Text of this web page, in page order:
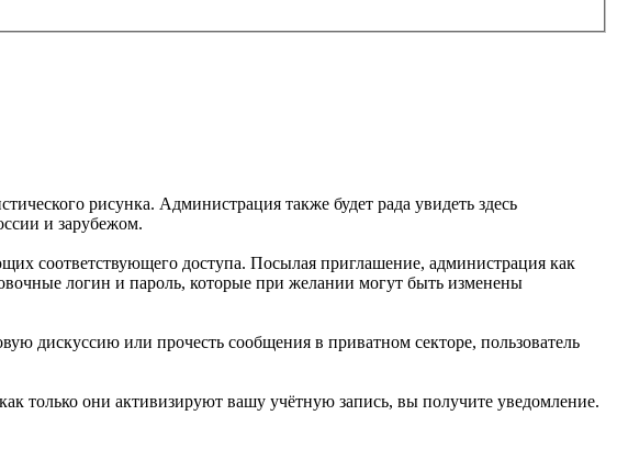
рисунка. Администрация также будет рада увидеть здесь
и зарубежом.
соответствующего доступа. Посылая приглашение, администрация как
логин и пароль, которые при желании могут быть изменены
дискуссию или прочесть сообщения в приватном секторе, пользователь
только они активизируют вашу учётную запись, вы получите уведомление.